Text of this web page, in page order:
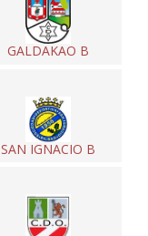
GALDAKAO B
SAN IGNACIO B